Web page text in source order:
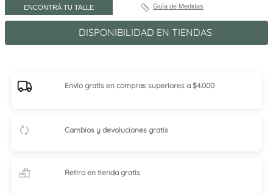
ENCONTRÁ TU TALLE Guía de Medidas
DISPONIBILIDAD EN TIENDAS
Envío gratis en compras superiores a $4.000
Cambios y devoluciones gratis
Retiro en tiendagratis